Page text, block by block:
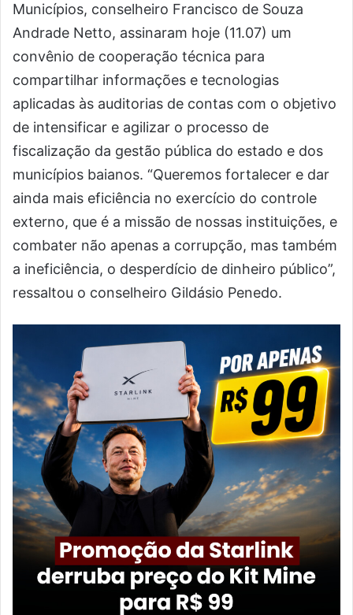
Municípios, conselheiro Francisco de Souza
Andrade Netto, assinaram hoje (11.07) um
convênio de cooperação técnica para
compartilhar informações e tecnologias
aplicadas às auditorias de contas com o objetivo
de intensificar e agilizar o processo de
fiscalização da gestão pública do estado e dos
municípios baianos. “Queremos fortalecer e dar
ainda mais eficiência no exercício do controle
externo, que é a missão de nossas instituições, e
combater não apenas a corrupção, mas também
a ineficiência, o desperdício de dinheiro público”,
ressaltou o conselheiro Gildásio Penedo.